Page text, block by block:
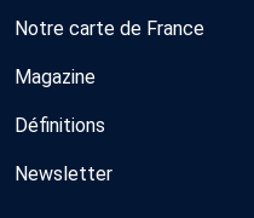
Notre carte de France
Magazine
Définitions
Newsletter